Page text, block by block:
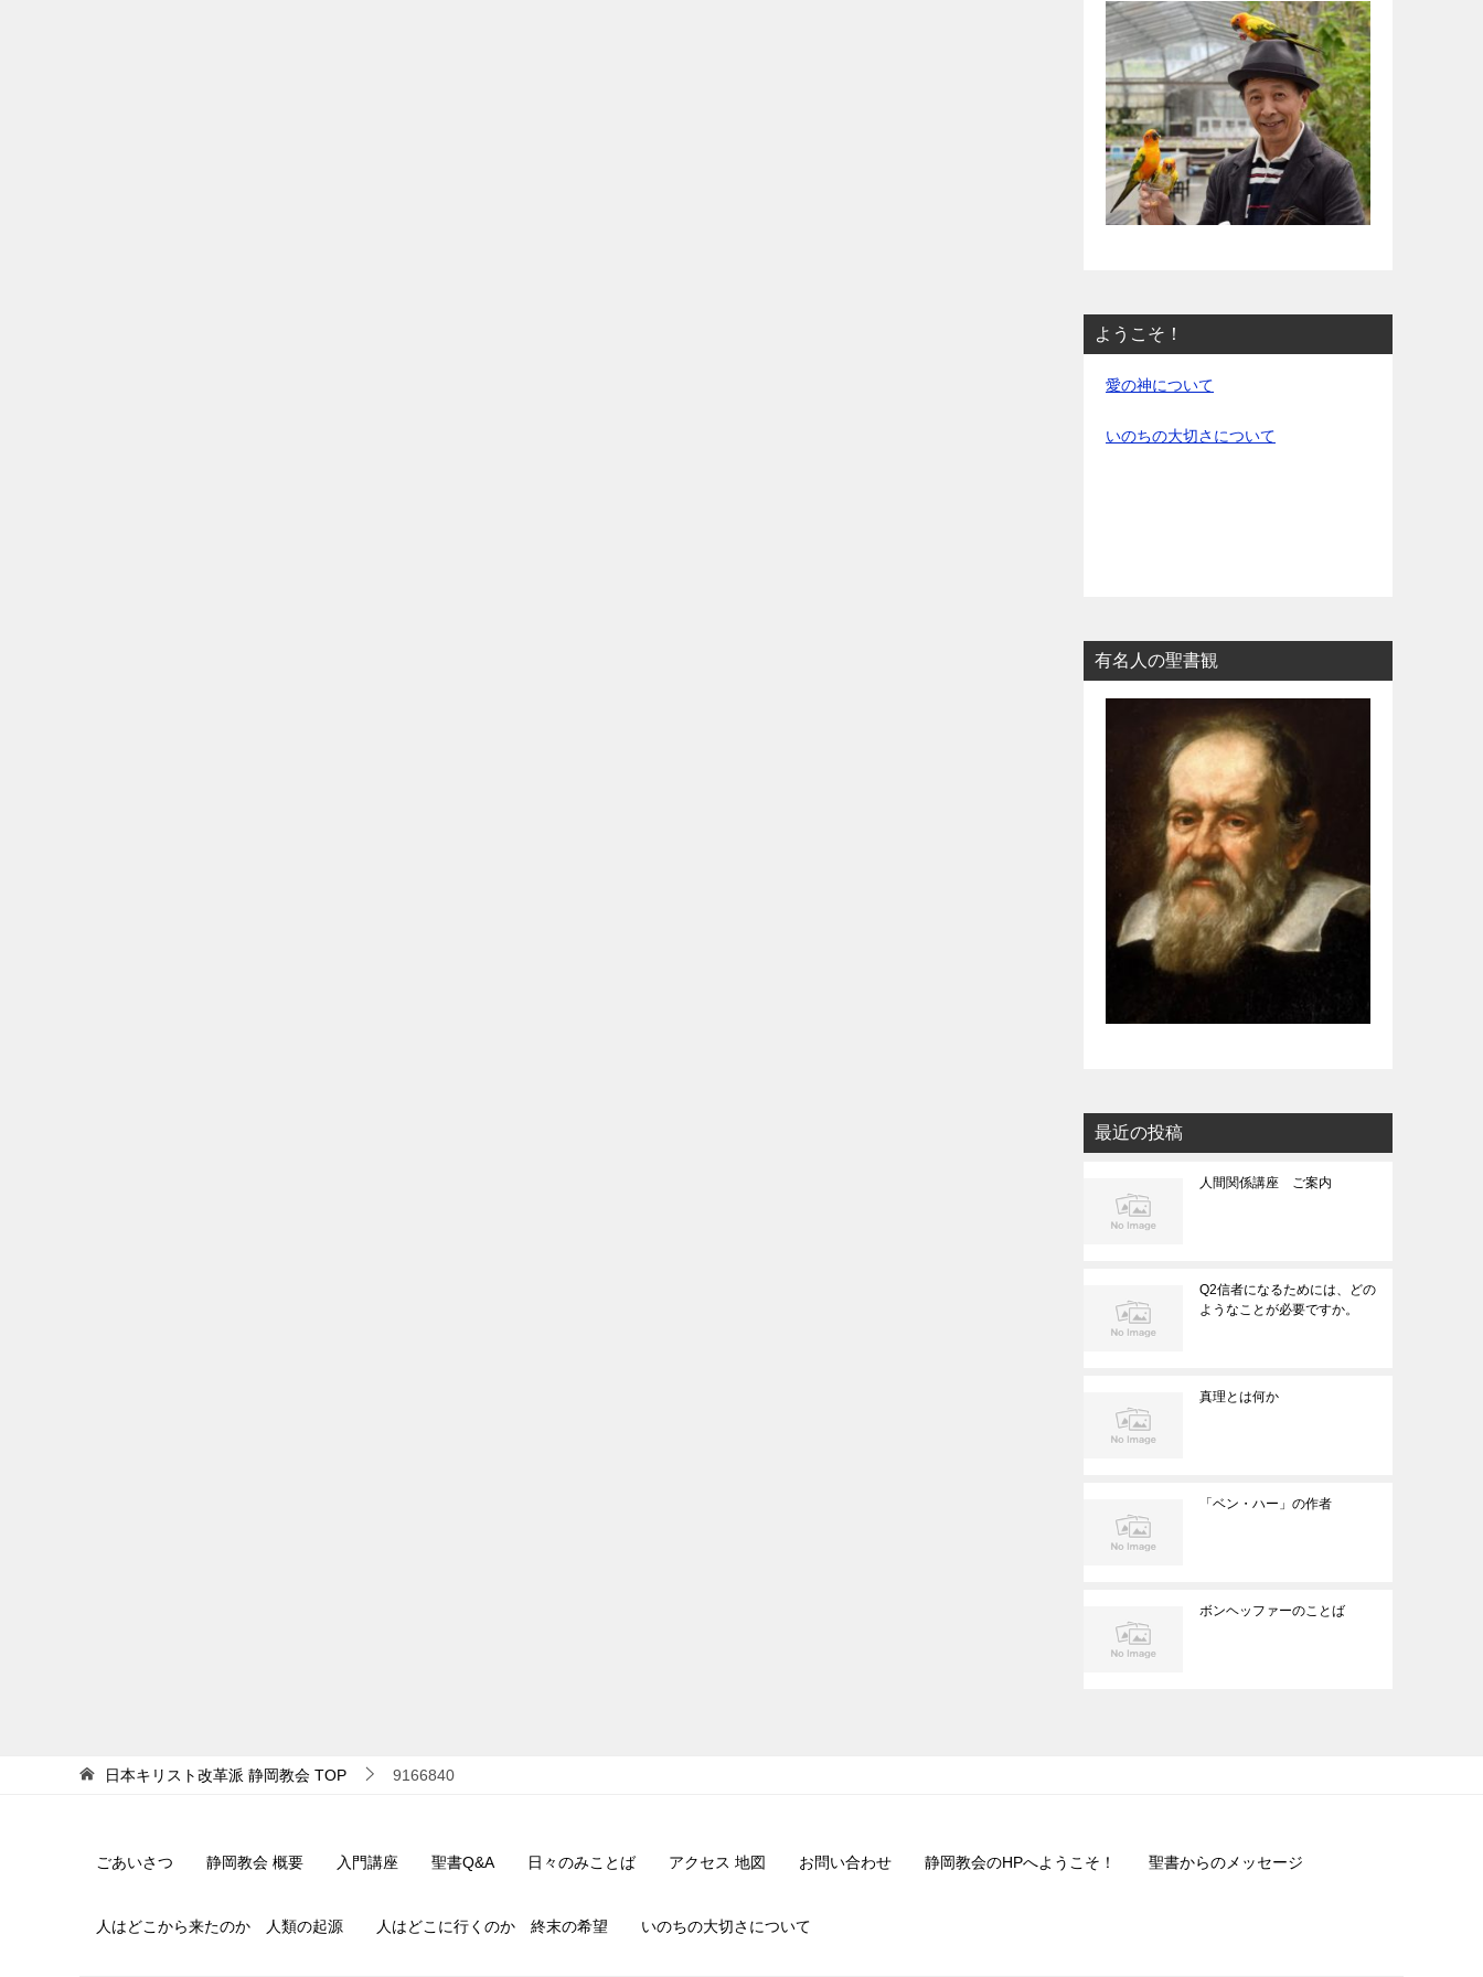
ようこそ！
愛の神について
いのちの大切さについて
有名人の聖書観
最近の投稿
人間関係講座 ご案内
Q2信者になるためには、どの
ようなことが必要ですか。
真理とは何か
「ベン・ハー」の作者
ボンヘッファーのことば
日本キリスト改革派 静岡教会 TOP 9166840
ごあいさつ 静岡教会 概要 入門講座 聖書Q&A 日々のみことば アクセス 地図 お問い合わせ 静岡教会のHPへようこそ！ 聖書からのメッセージ
人はどこから来たのか 人類の起源 人はどこに行くのか 終末の希望 いのちの大切さについて